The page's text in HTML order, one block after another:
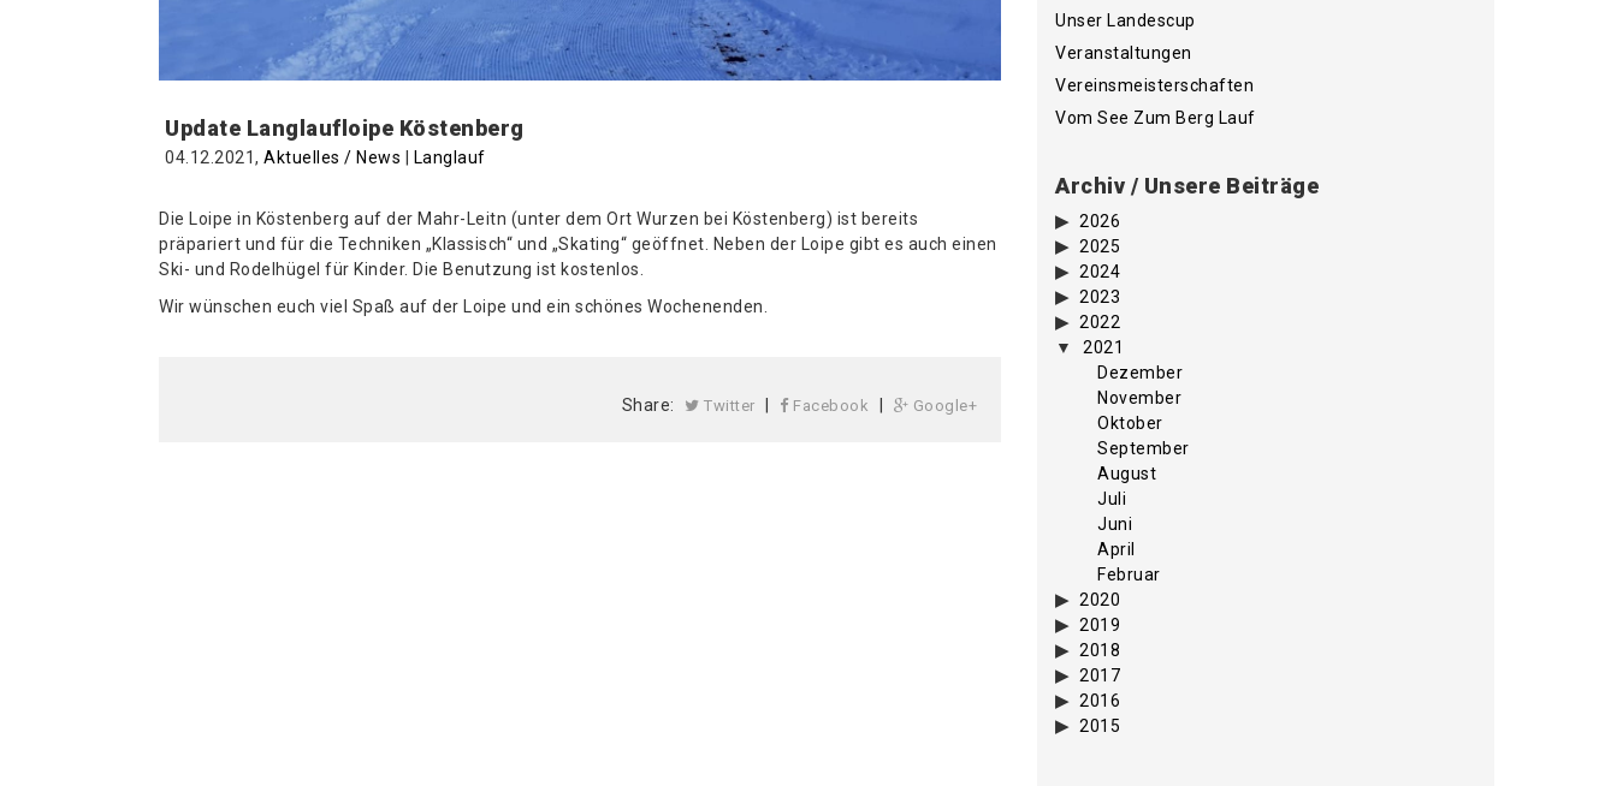
Update Langlaufloipe Köstenberg
04.12.2021, Aktuelles / News Langlauf
Die Loipe in Köstenberg auf der Mahr-Leitn (unter dem Ort Wurzen bei Köstenberg) ist bereits
präpariert und für die Techniken „Klassisch“ und „Skating“ geöffnet. Neben der Loipe gibt es auch einen
Ski- und Rodelhügel für Kinder. Die Benutzung ist kostenlos.
Wir wünschen euch viel Spaß auf der Loipe und ein schönes Wochenenden.
Share: Twitter Facebook Google+
Unser Landescup
Veranstaltungen
Vereinsmeisterschaften
Vom See Zum Berg Lauf
Archiv / Unsere Beiträge
2026
2025
2024
2023
2022
2021
Dezember
November
Oktober
September
August
Juli
Juni
April
Februar
2020
2019
2018
2017
2016
2015